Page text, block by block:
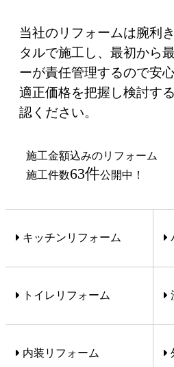
当社のリフォームは腕利
タルで施工し、最初から
ーが責任管理するので安心
適正価格を把握し検討す
認ください。
施工金額込みのリフォーム
施工件数63件公開中！
キッチンリフォーム
トイレリフォーム
内装リフォーム